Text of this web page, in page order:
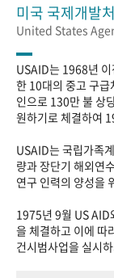
미국 국제개발
United States
USAID는 1968년 이
한 10대의 중고 구
인으로 130만 불 상
원하기로 체결하여
USAID는 국립가족
량과 장단기 해외연
연구 인력의 양성을
1975년 9월 US
을 체결하고 이에 따
건시범사업을 실시